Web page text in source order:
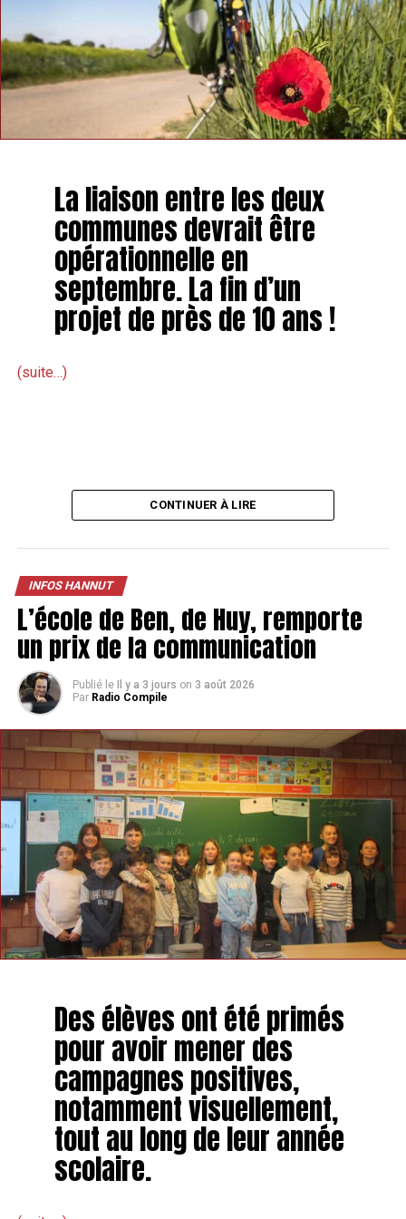
La liaison entre les deux
communes devrait être
opérationnelle en
septembre. La fin d’un
projet de près de 10 ans !
(suite…)
CONTINUER À LIRE
INFOS HANNUT
L’école de Ben, de Huy, remporte
un prix de la communication
Publié le Il y a 3 jours on 3 août 2026
Par Radio Compile
Des élèves ont été primés
pour avoir mener des
campagnes positives,
notamment visuellement,
tout au long de leur année
scolaire.